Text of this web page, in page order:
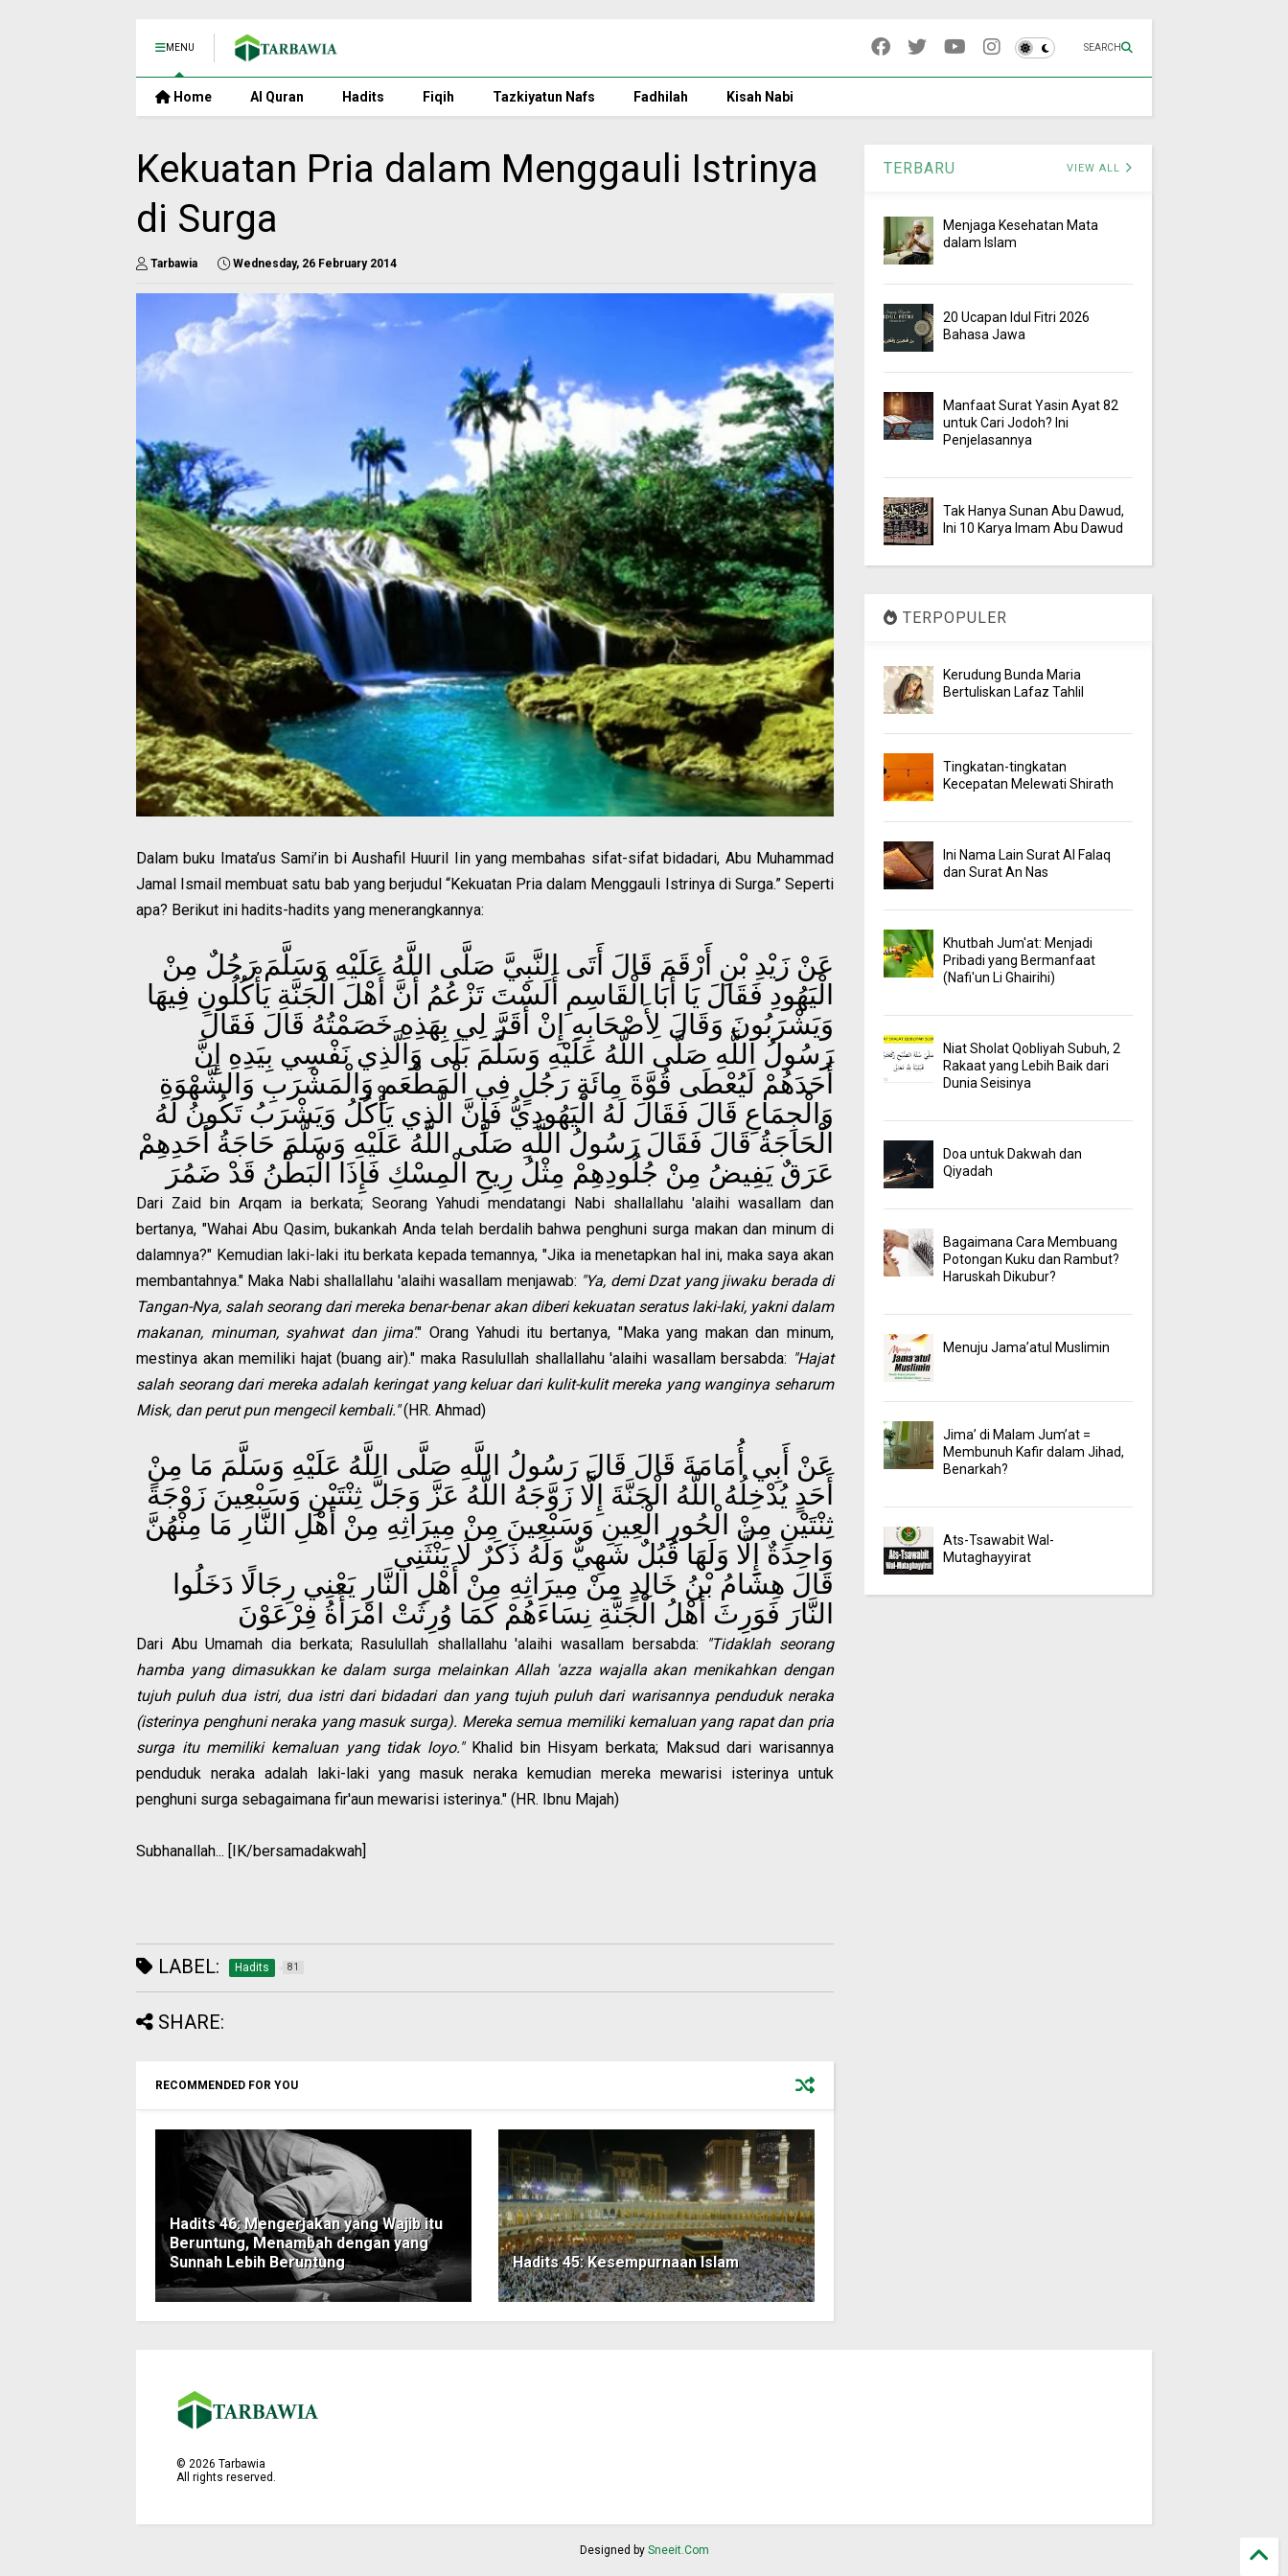
MENU SEARCH
Home Al Quran Hadits Fiqih Tazkiyatun Nafs Fadhilah Kisah Nabi
Kekuatan Pria dalam Menggauli Istrinya
di Surga
Tarbawia Wednesday, 26 February 2014
Dalam buku Imata’us Sami’in bi Aushafil Huuril Iin yang membahas sifat-sifat bidadari, Abu Muhammad
Jamal Ismail membuat satu bab yang berjudul “Kekuatan Pria dalam Menggauli Istrinya di Surga.” Seperti
apa? Berikut ini hadits-hadits yang menerangkannya:
عَنْ زَيْدِ بْنِ أَرْقَمَ قَالَ أَتَى النَّبِيَّ صَلَّى اللَّهُ عَلَيْهِ وَسَلَّمَ رَجُلٌ مِنْ
الْيَهُودِ فَقَالَ يَا أَبَا الْقَاسِمِ أَلَسْتَ تَزْعُمُ أَنَّ أَهْلَ الْجَنَّةِ يَأْكُلُونِ فِيهَا
وَيَشْرَبُونَ وَقَالَ لِأَصْحَابِهِ إِنْ أَقَرَّ لِي بِهَذِهِ خَصَمْتُهُ قَالَ فَقَالَ
رَسُولُ اللَّهِ صَلَّى اللَّهُ عَلَيْهِ وَسَلَّمَ بَلَى وَالَّذِي نَفْسِي بِيَدِهِ إِنَّ
أَحَدَهُمْ لَيُعْطَى قُوَّةَ مِائَةِ رَجُلٍ فِي الْمَطْعَمِ وَالْمَشْرَبِ وَالشَّهْوَةِ
وَالْجِمَاعِ قَالَ فَقَالَ لَهُ الْيَهُودِيُّ فَإِنَّ الَّذِي يَأْكُلُ وَيَشْرَبُ تَكُونُ لَهُ
الْحَاجَةُ قَالَ فَقَالَ رَسُولُ اللَّهِ صَلَّى اللَّهُ عَلَيْهِ وَسَلَّمَ حَاجَةُ أَحَدِهِمْ
عَرَقٌ يَفِيضُ مِنْ جُلُودِهِمْ مِثْلُ رِيحِ الْمِسْكِ فَإِذَا الْبَطْنُ قَدْ ضَمُرَ
Dari Zaid bin Arqam ia berkata; Seorang Yahudi mendatangi Nabi shallallahu 'alaihi wasallam dan
bertanya, "Wahai Abu Qasim, bukankah Anda telah berdalih bahwa penghuni surga makan dan minum di
dalamnya?" Kemudian laki-laki itu berkata kepada temannya, "Jika ia menetapkan hal ini, maka saya akan
membantahnya." Maka Nabi shallallahu 'alaihi wasallam menjawab: "Ya, demi Dzat yang jiwaku berada di
Tangan-Nya, salah seorang dari mereka benar-benar akan diberi kekuatan seratus laki-laki, yakni dalam
makanan, minuman, syahwat dan jima'." Orang Yahudi itu bertanya, "Maka yang makan dan minum,
mestinya akan memiliki hajat (buang air)." maka Rasulullah shallallahu 'alaihi wasallam bersabda: "Hajat
salah seorang dari mereka adalah keringat yang keluar dari kulit-kulit mereka yang wanginya seharum
Misk, dan perut pun mengecil kembali."(HR. Ahmad)
عَنْ أَبِي أُمَامَةَ قَالَ قَالَ رَسُولُ اللَّهِ صَلَّى اللَّهُ عَلَيْهِ وَسَلَّمَ مَا مِنْ
أَحَدٍ يُدْخِلُهُ اللَّهُ الْجَنَّةَ إِلَّا زَوَّجَهُ اللَّهُ عَزَّ وَجَلَّ ثِنْتَيْنِ وَسَبْعِينَ زَوْجَةً
ثِنْتَيْنِ مِنْ الْحُورِ الْعِينِ وَسَبْعِينَ مِنْ مِيرَاثِهِ مِنْ أَهْلِ النَّارِ مَا مِنْهُنَّ
وَاحِدَةٌ إِلَّا وَلَهَا قُبُلٌ شَهِيٌّ وَلَهُ ذَكَرٌ لَا يَنْثَنِي
قَالَ هِشَامُ بْنُ خَالِدٍ مِنْ مِيرَاثِهِ مِنْ أَهْلِ النَّارِ يَعْنِي رِجَالًا دَخَلُوا
النَّارَ فَوَرِثَ أَهْلُ الْجَنَّةِ نِسَاءَهُمْ كَمَا وُرِثَتْ امْرَأَةُ فِرْعَوْنَ
Dari Abu Umamah dia berkata; Rasulullah shallallahu 'alaihi wasallam bersabda:
"Tidaklah seorang
hamba yang dimasukkan ke dalam surga melainkan Allah 'azza wajalla akan menikahkan dengan
tujuh puluh dua istri, dua istri dari bidadari dan yang tujuh puluh dari warisannya penduduk neraka
(isterinya penghuni neraka yang masuk surga). Mereka semua memiliki kemaluan yang rapat dan pria
surga itu memiliki kemaluan yang tidak loyo."Khalid bin Hisyam berkata; Maksud dari warisannya
penduduk neraka adalah laki-laki yang masuk neraka kemudian mereka mewarisi isterinya untuk
penghuni surga sebagaimana fir'aun mewarisi isterinya." (HR. Ibnu Majah)
Subhanallah... [IK/bersamadakwah]
LABEL: Hadits 81
SHARE:
RECOMMENDED FOR YOU
Hadits 46: Mengerjakan yang Wajib itu
Beruntung, Menambah dengan yang
Sunnah Lebih Beruntung
Hadits 45: Kesempurnaan Islam
TERBARU VIEW ALL
Menjaga Kesehatan Mata
dalam Islam
20 Ucapan Idul Fitri 2026
Bahasa Jawa
Manfaat Surat Yasin Ayat 82
untuk Cari Jodoh? Ini
Penjelasannya
Tak Hanya Sunan Abu Dawud,
Ini 10 Karya Imam Abu Dawud
TERPOPULER
Kerudung Bunda Maria
Bertuliskan Lafaz Tahlil
Tingkatan-tingkatan
Kecepatan Melewati Shirath
Ini Nama Lain Surat Al Falaq
dan Surat An Nas
Khutbah Jum'at: Menjadi
Pribadi yang Bermanfaat
(Nafi'un Li Ghairihi)
Niat Sholat Qobliyah Subuh, 2
Rakaat yang Lebih Baik dari
Dunia Seisinya
Doa untuk Dakwah dan
Qiyadah
Bagaimana Cara Membuang
Potongan Kuku dan Rambut?
Haruskah Dikubur?
Menuju Jama’atul Muslimin
Jima’ di Malam Jum’at =
Membunuh Kafir dalam Jihad,
Benarkah?
Ats-Tsawabit Wal-
Mutaghayyirat
© 2026 Tarbawia
All rights reserved.
Designed by Sneeit.Com